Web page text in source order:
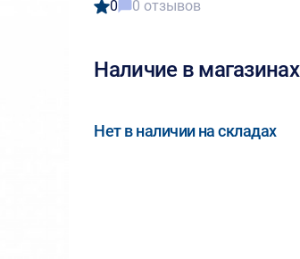
0 0 отзывов
Наличие в магазинах
Нет в наличии на складах